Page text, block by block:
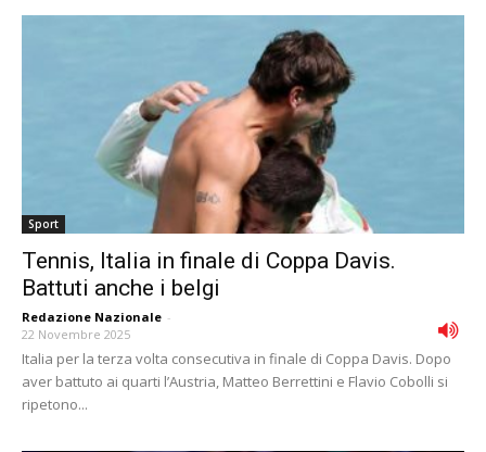
Sport
Tennis, Italia in finale di Coppa Davis.
Battuti anche i belgi
Redazione Nazionale -
22 Novembre 2025
Italia per la terza volta consecutiva in finale di Coppa Davis. Dopo
aver battuto ai quarti l’Austria, Matteo Berrettini e Flavio Cobolli si
ripetono...